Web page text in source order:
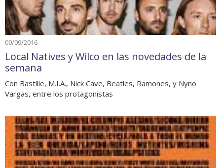
09/09/2016
Local Natives y Wilco en las novedades de la
semana
Con Bastille, M.I.A., Nick Cave, Beatles, Ramones, y Nyno
Vargas, entre los protagonistas